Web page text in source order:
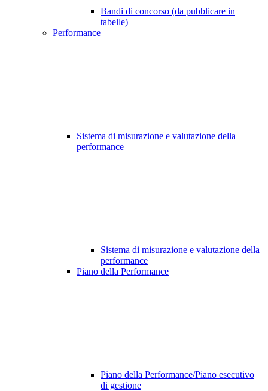
Bandi di concorso (da pubblicare in
tabelle)
Performance
Sistema di misurazione e valutazione della
performance
Sistema di misurazione e valutazione della
performance
Piano della Performance
Piano della Performance/Piano esecutivo
di gestione